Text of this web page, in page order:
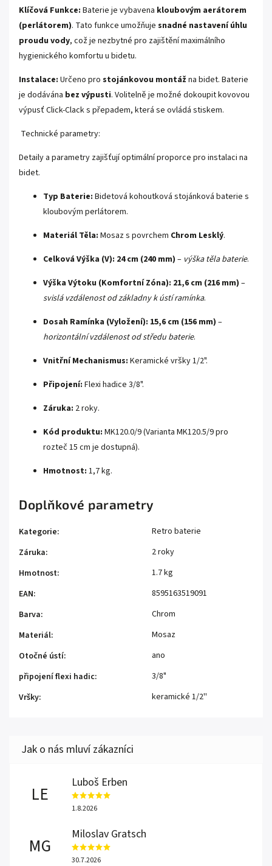
Klíčová Funkce: Baterie je vybavena kloubovým aerátorem
(perlátorem). Tato funkce umožňuje snadné nastavení úhlu
proudu vody, což je nezbytné pro zajištění maximálního
hygienického komfortu u bidetu.
Instalace: Určeno pro stojánkovou montáž na bidet. Baterie
je dodávána bez výpusti. Volitelně je možné dokoupit kovovou
výpusť Click-Clack s přepadem, která se ovládá stiskem.
Technické parametry:
Detaily a parametry zajišťují optimální proporce pro instalaci na
bidet.
Typ Baterie: Bidetová kohoutková stojánková baterie s
kloubovým perlátorem.
Materiál Těla: Mosaz s povrchem Chrom Lesklý.
Celková Výška (V): 24 cm (240 mm) – výška těla baterie.
Výška Výtoku (Komfortní Zóna): 21,6 cm (216 mm) –
svislá vzdálenost od základny k ústí ramínka.
Dosah Ramínka (Vyložení): 15,6 cm (156 mm) –
horizontální vzdálenost od středu baterie.
Vnitřní Mechanismus: Keramické vršky 1/2".
Připojení: Flexi hadice 3/8".
Záruka: 2 roky.
Kód produktu: MK120.0/9 (Varianta MK120.5/9 pro
rozteč 15 cm je dostupná).
Hmotnost: 1,7 kg.
Doplňkové parametry
Kategorie:
Retro baterie
Záruka:
2 roky
Hmotnost:
1.7 kg
EAN:
8595163519091
Barva:
Chrom
Materiál:
Mosaz
Otočné ústí:
ano
připojení flexi hadic:
3/8"
Vršky: keramické 1/2''
LE
Luboš Erben
1.8.2026
MG
Miloslav Gratsch
30.7.2026